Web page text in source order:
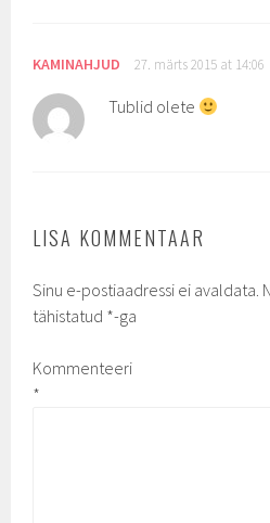
KAMINAHJUD 27. märts 2015 at 14:06
Tublid olete
LISA KOMMENTAAR
Sinu e-postiaadressi ei avaldata.
tähistatud *-ga
Kommenteeri
*